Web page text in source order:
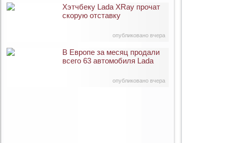
опубликовано вчера
Хэтчбеку Lada XRay прочат
скорую отставку
опубликовано вчера
В Европе за месяц продали
всего 63 автомобиля Lada